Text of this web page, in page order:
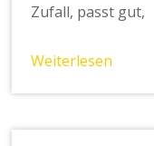
Zufall, passt gut,
Weiterlesen